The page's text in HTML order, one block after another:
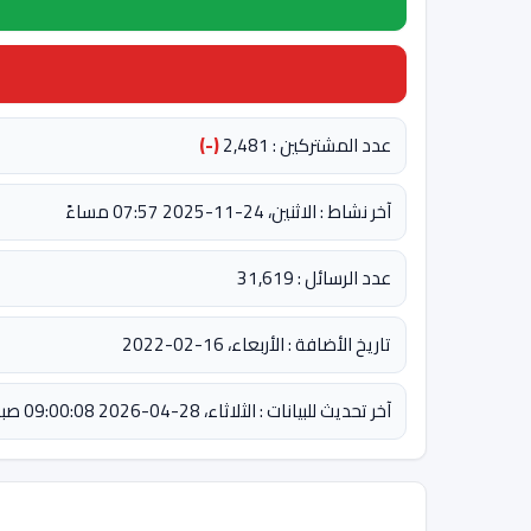
عدد المشتركين : 2,481
(-)
آخر نشاط : الاثنين، 24-11-2025 07:57 مساءً
عدد الرسائل : 31,619
تاريخ الأضافة : الأربعاء، 16-02-2022
آخر تحديث للبيانات : الثلاثاء، 28-04-2026 09:00:08 صباحاً